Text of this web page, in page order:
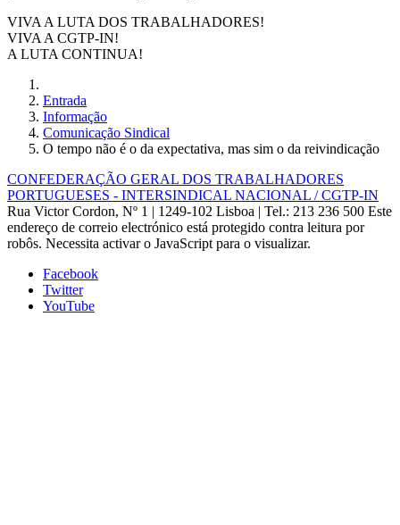
VIVA A LUTA DOS TRABALHADORES!
VIVA A CGTP-IN!
A LUTA CONTINUA!
Entrada
Informação
Comunicação Sindical
O tempo não é o da expectativa, mas sim o da reivindicação
CONFEDERAÇÃO GERAL DOS TRABALHADORES
PORTUGUESES - INTERSINDICAL NACIONAL / CGTP-IN
Rua Victor Cordon, Nº 1 | 1249-102 Lisboa | Tel.: 213 236 500 Este
endereço de correio electrónico está protegido contra leitura por
robôs. Necessita activar o JavaScript para o visualizar.
Facebook
Twitter
YouTube